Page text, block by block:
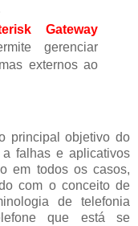
Gateway
gerenciar
externos ao
principal objetivo do
falhas e aplicativos
em todos os casos,
com o conceito de
de telefonia
que está se